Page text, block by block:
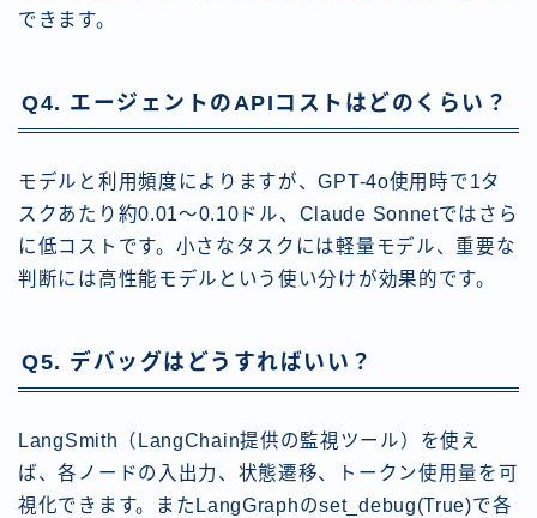
できます。
Q4. エージェントのAPIコストはどのくらい？
モデルと利用頻度によりますが、GPT-4o使用時で1タ
スクあたり約0.01〜0.10ドル、Claude Sonnetではさら
に低コストです。小さなタスクには軽量モデル、重要な
判断には高性能モデルという使い分けが効果的です。
Q5. デバッグはどうすればいい？
LangSmith（LangChain提供の監視ツール）を使え
ば、各ノードの入出力、状態遷移、トークン使用量を可
視化できます。またLangGraphのset_debug(True)で各